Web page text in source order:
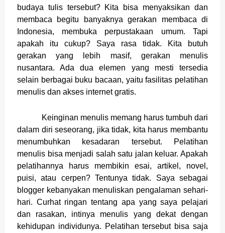
budaya tulis tersebut? Kita bisa menyaksikan dan
membaca begitu banyaknya gerakan membaca di
Indonesia, membuka perpustakaan umum. Tapi
apakah itu cukup? Saya rasa tidak. Kita butuh
gerakan yang lebih masif, gerakan menulis
nusantara. Ada dua elemen yang mesti tersedia
selain berbagai buku bacaan, yaitu fasilitas pelatihan
menulis dan akses internet gratis.
Keinginan menulis memang harus tumbuh dari
dalam diri seseorang, jika tidak, kita harus membantu
menumbuhkan kesadaran tersebut. Pelatihan
menulis bisa menjadi salah satu jalan keluar. Apakah
pelatihannya harus membikin esai, artikel, novel,
puisi, atau cerpen? Tentunya tidak. Saya sebagai
blogger kebanyakan menuliskan pengalaman sehari-
hari. Curhat ringan tentang apa yang saya pelajari
dan rasakan, intinya menulis yang dekat dengan
kehidupan individunya. Pelatihan tersebut bisa saja